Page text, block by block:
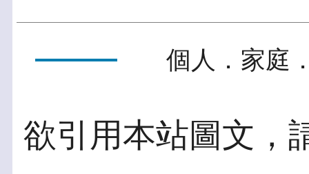
個人．家庭
欲引用本站圖文，